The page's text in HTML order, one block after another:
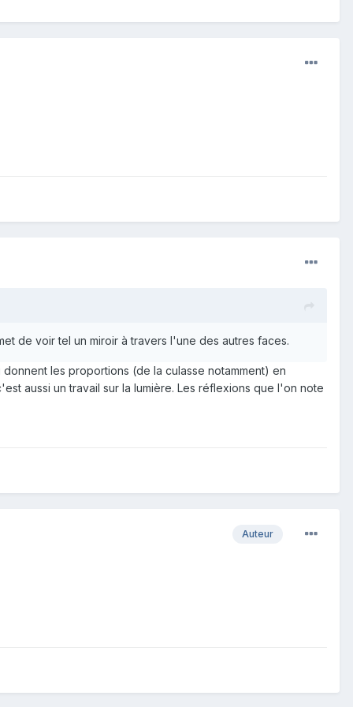
de voir tel un miroir à travers l'une des autres faces.
les proportions (de la culasse notamment) en
aussi un travail sur la lumière. Les réflexions que l'on note
Auteur